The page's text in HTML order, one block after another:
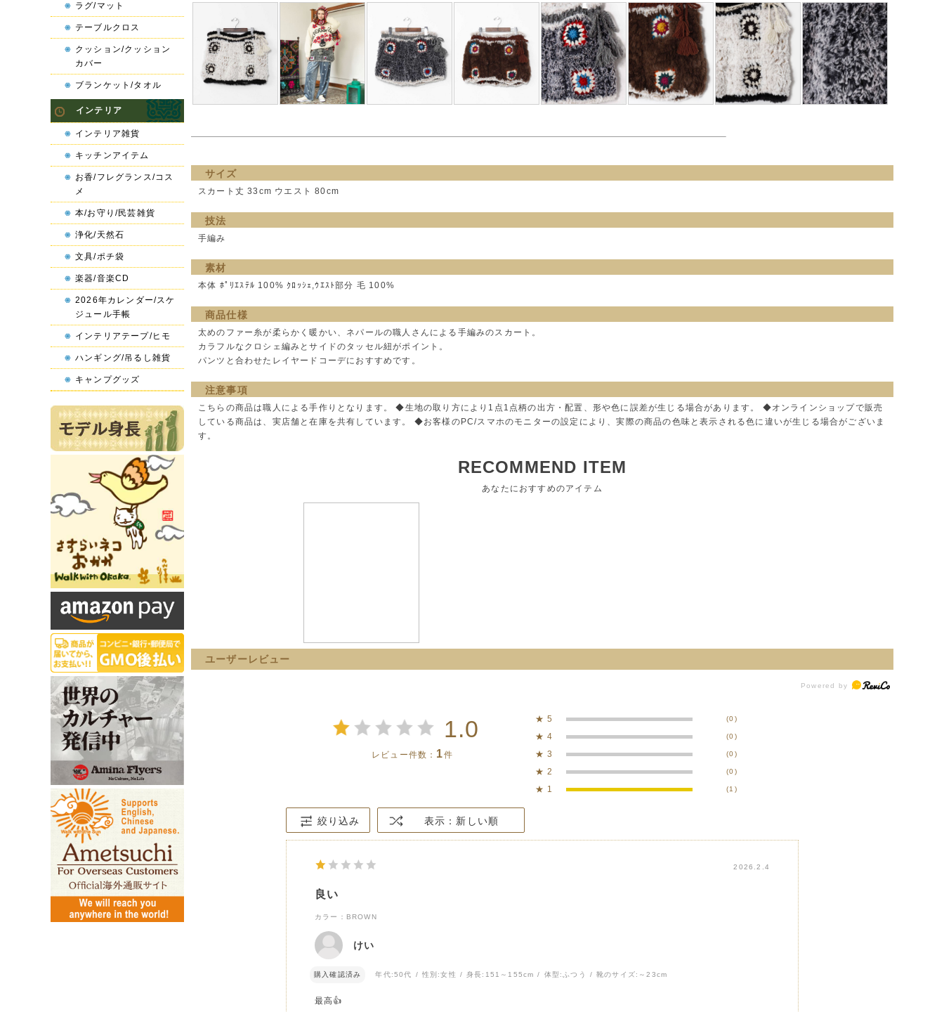
サイズ
スカート丈 33cm ウエスト 80cm
技法
手編み
素材
本体 ﾎﾟﾘｴｽﾃﾙ 100% ｸﾛｯｼｪ,ｳｴｽﾄ部分 毛 100%
商品仕様
太めのファー糸が柔らかく暖かい、ネパールの職人さんによる手編みのスカート。
カラフルなクロシェ編みとサイドのタッセル紐がポイント。
パンツと合わせたレイヤードコーデにおすすめです。
注意事項
こちらの商品は職人による手作りとなります。 ◆生地の取り方により1点1点柄の出方・配置、形や色に誤差が生じる場合があります。 ◆オンラインショップで販売
している商品は、実店舗と在庫を共有しています。 ◆お客様のPC/スマホのモニターの設定により、実際の商品の色味と表示される色に違いが生じる場合がございま
す。
RECOMMEND ITEM
あなたにおすすめのアイテム
ユーザーレビュー
1.0
レビュー件数： 1件
★ 5 (0)
★ 4 (0)
★ 3 (0)
★ 2 (0)
★ 1 (1)
絞り込み 表示：新しい順
2026.2.4
良い
カラー：BROWN
けい
購入確認済み 年代:50代 性別:女性 身長: 151～155cm 体型: ふつう 靴のサイズ: ～23cm
最高👍
ラグ/マット
テーブルクロス
クッション/クッション
カバー
ブランケット/タオル
インテリア
インテリア雑貨
キッチンアイテム
お香/フレグランス/コス
メ
本/お守り/民芸雑貨
浄化/天然石
文具/ポチ袋
楽器/音楽CD
2026年カレンダー/スケ
ジュール手帳
インテリアテープ/ヒモ
ハンギング/吊るし雑貨
キャンプグッズ